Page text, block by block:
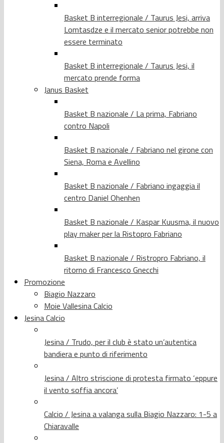
Basket B interregionale / Taurus Jesi, arriva
Lomtasdze e il mercato senior potrebbe non
essere terminato
Basket B interregionale / Taurus Jesi, il
mercato prende forma
Janus Basket
Basket B nazionale / La prima, Fabriano
contro Napoli
Basket B nazionale / Fabriano nel girone con
Siena, Roma e Avellino
Basket B nazionale / Fabriano ingaggia il
centro Daniel Ohenhen
Basket B nazionale / Kaspar Kuusma, il nuovo
play maker per la Ristopro Fabriano
Basket B nazionale / Ristropro Fabriano, il
ritorno di Francesco Gnecchi
Promozione
Biagio Nazzaro
Moie Vallesina Calcio
Jesina Calcio
Jesina / Trudo, per il club è stato un’autentica
bandiera e punto di riferimento
Jesina / Altro striscione di protesta firmato ‘eppure
il vento soffia ancora’
Calcio / Jesina a valanga sulla Biagio Nazzaro: 1-5 a
Chiaravalle